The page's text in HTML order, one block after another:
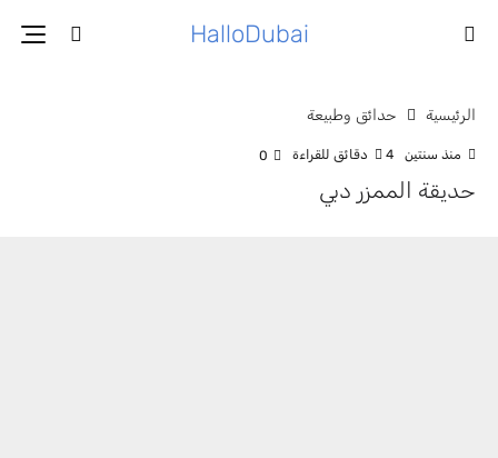
HalloDubai
الرئيسية حدائق وطبيعة
منذ سنتين 4 دقائق للقراءة 0
حديقة الممزر دبي